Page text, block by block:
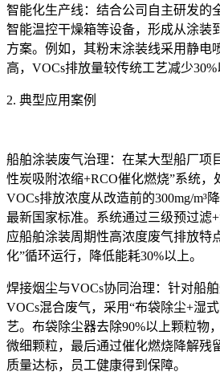
智能化生产线：结合公司自主研发的
智能温控干燥箱等设备，形成从涂装
方案。例如，其粉末涂装线采用静电
高，VOCs排放量较传统工艺减少30%
2. 典型应用案例
船舶涂装废气治理：在某大型船厂项
性炭吸附浓缩+RCO催化燃烧”系统，
VOCs排放浓度从改造前的300mg/m³
最新国家标准。系统通过三级预过滤
应船舶涂装周期性高浓度废气排放特
化”循环运行，降低能耗30%以上。
焊接烟尘与VOCs协同治理：针对船
VOCs混合废气，采用“布袋除尘+湿
艺。布袋除尘器去除90%以上颗粒物
微细颗粒，最后通过催化燃烧降解残
质量达标，员工健康得到保障。